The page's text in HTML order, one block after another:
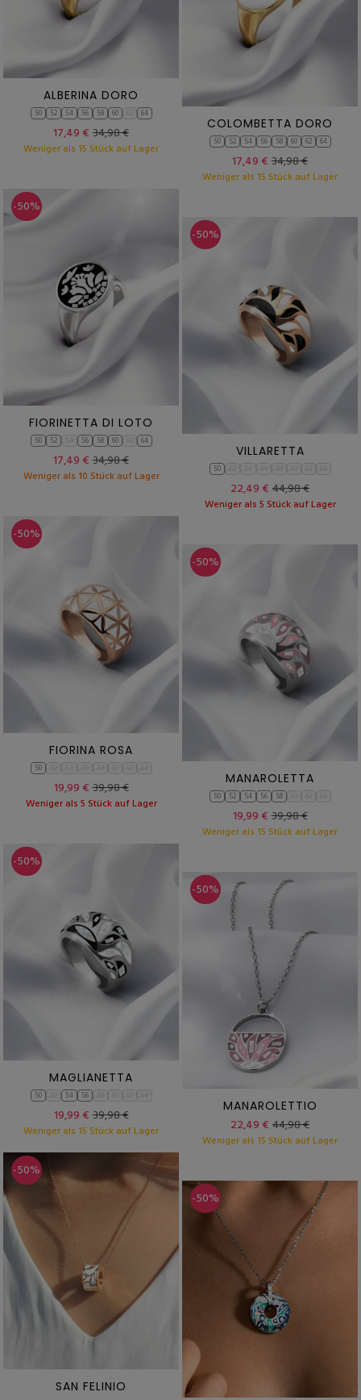
ALBERINA DORO
50 52 54 56 58 60 64
17,49 € 34,98 €
Weniger als 15 Stück auf Lager
COLOMBETTA DORO
50 52 54 56 58 60 62 64
17,49 € 34,98 €
Weniger als 15 Stück auf Lager
-50%
FIORINETTA DI LOTO
50 52 56 58 60 64
17,49 € 34,98 €
Weniger als 10 Stück auf Lager
-50%
VILLARETTA
50
22,49 € 44,98 €
Weniger als 5 Stück auf Lager
-50%
FIORINA ROSA
50
19,99 €39,98 €
Weniger als 5 Stück auf Lager
-50%
MANAROLETTA
50 52 54 56 58
19,99 €39,98 €
Weniger als 15 Stück auf Lager
-50%
MAGLIANETTA
50 54 56
19,99 €39,98 €
Weniger als 15 Stück auf Lager
-50%
MANAROLETTIO
22,49 € 44,98 €
Weniger als 15 Stück auf Lager
-50%
SAN FELINIO
-50%